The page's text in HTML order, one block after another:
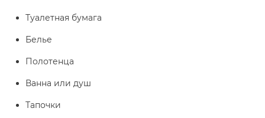
Туалетная бумага
Белье
Полотенца
Ванна или душ
Тапочки